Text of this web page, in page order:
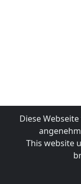
Diese
This website